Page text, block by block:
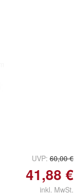
UVP: 60,00 €
41,88 €
inkl. MwSt.